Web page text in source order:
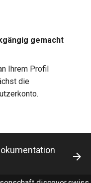
gemacht
Ihrem Profil
die